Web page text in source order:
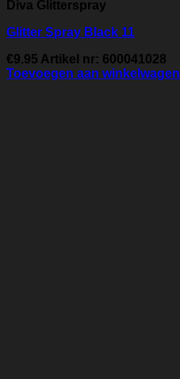
Diva Glitterspray
Glitter Spray Black 11
€9.95 Artikel nr: 600041028
Toevoegen aan winkelwagen